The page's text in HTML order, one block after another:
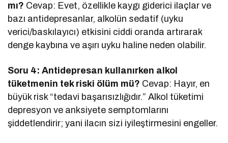
mı? Cevap: Evet, özellikle kaygı giderici ilaçlar ve
bazı antidepresanlar, alkolün sedatif (uyku
verici/baskılayıcı) etkisini ciddi oranda artırarak
denge kaybına ve aşırı uyku haline neden olabilir.
Soru 4: Antidepresan kullanırken alkol
tüketmenin tek riski ölüm mü? Cevap: Hayır, en
büyük risk “tedavi başarısızlığıdır.” Alkol tüketimi
depresyon ve anksiyete semptomlarını
şiddetlendirir; yani ilacın sizi iyileştirmesini engeller.